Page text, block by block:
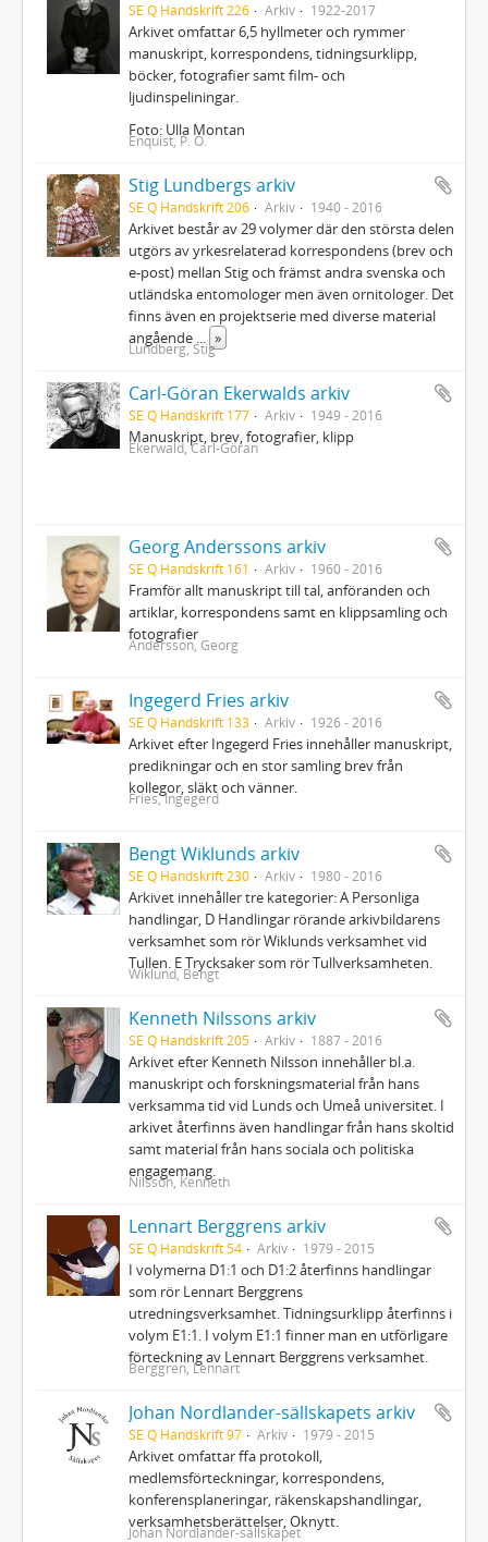
SE Q Handskrift 226 Arkiv 1922-2017
Arkivet omfattar 6,5 hyllmeter och rymmer
manuskript, korrespondens, tidningsurklipp,
böcker, fotografier samt film- och
ljudinspeliningar.
Foto: Ulla Montan
Enquist, P. O.
Stig Lundbergs arkiv
SE Q Handskrift 206 Arkiv 1940 - 2016
Arkivet består av 29 volymer där den största delen
utgörs av yrkesrelaterad korrespondens (brev och
e-post) mellan Stig och främst andra svenska och
utländska entomologer men även ornitologer. Det
finns även en projektserie med diverse material
angående
»
Lundberg, Stig
Carl-Göran Ekerwalds arkiv
SE Q Handskrift 177 Arkiv 1949 - 2016
Manuskript, brev, fotografier, klipp
Ekerwald, Carl-Göran
Georg Anderssons arkiv
SE Q Handskrift 161 Arkiv 1960 - 2016
Framför allt manuskript till tal, anföranden och
artiklar, korrespondens samt en klippsamling och
fotografier
Andersson, Georg
Ingegerd Fries arkiv
SE Q Handskrift 133 Arkiv 1926 - 2016
Arkivet efter Ingegerd Fries innehåller manuskript,
predikningar och en stor samling brev från
kollegor, släkt och vänner.
Fries, Ingegerd
Bengt Wiklunds arkiv
SE Q Handskrift 230 Arkiv 1980 - 2016
Arkivet innehåller tre kategorier: A Personliga
handlingar, D Handlingar rörande arkivbildarens
verksamhet som rör Wiklunds verksamhet vid
Tullen. E Trycksaker som rör Tullverksamheten.
Wiklund, Bengt
Kenneth Nilssons arkiv
SE Q Handskrift 205 Arkiv 1887 - 2016
Arkivet efter Kenneth Nilsson innehåller bl.a.
manuskript och forskningsmaterial från hans
verksamma tid vid Lunds och Umeå universitet. I
arkivet återfinns även handlingar från hans skoltid
samt material från hans sociala och politiska
engagemang.
Nilsson, Kenneth
Lennart Berggrens arkiv
SE Q Handskrift 54 Arkiv 1979 - 2015
I volymerna D1:1 och D1:2 återfinns handlingar
som rör Lennart Berggrens
utredningsverksamhet. Tidningsurklipp återfinns i
volym E1:1. I volym E1:1 finner man en utförligare
förteckning av Lennart Berggrens verksamhet.
Berggren, Lennart
Johan Nordlander-sällskapets arkiv
SE Q Handskrift 97 Arkiv 1979 - 2015
Arkivet omfattar ffa protokoll,
medlemsförteckningar, korrespondens,
konferensplaneringar, räkenskapshandlingar,
verksamhetsberättelser, Oknytt.
Johan Nordlander-sällskapet